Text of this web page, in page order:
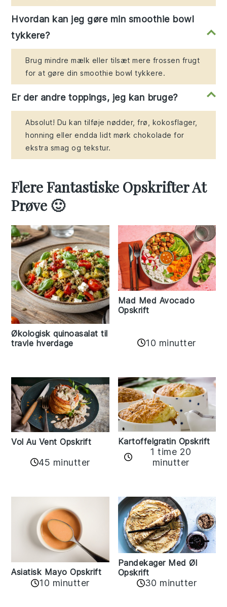
Hvordan kan jeg gøre min smoothie bowl
tykkere?
Brug mindre mælk eller tilsæt mere frossen frugt
for at gøre din smoothie bowl tykkere.
Er der andre toppings, jeg kan bruge?
Absolut! Du kan tilføje nødder, frø, kokosflager,
honning eller endda lidt mørk chokolade for
ekstra smag og tekstur.
Flere Fantastiske Opskrifter At
Prøve 🙂
Økologisk quinoasalat til
travle hverdage
Mad Med Avocado
Opskrift
10 minutter
Vol Au Vent Opskrift
45 minutter
Kartoffelgratin Opskrift
1 time 20
minutter
Asiatisk Mayo Opskrift
10 minutter
Pandekager Med Øl
Opskrift
30 minutter